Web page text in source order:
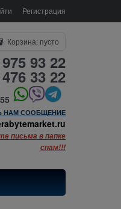
Регистрация
Корзина: пусто
93 22
33 22
НАМ СООБЩЕНИЕ
письма в папке
спам!!!